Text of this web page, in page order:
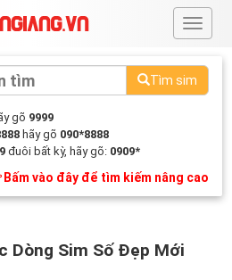
#
Tìm sim
gõ 9999
hãy gõ 090*8888
đuôi bất kỳ, hãy gõ: 0909*
Bấm vào đây để tìm kiếm nâng cao
Dòng Sim Số Đẹp Mới